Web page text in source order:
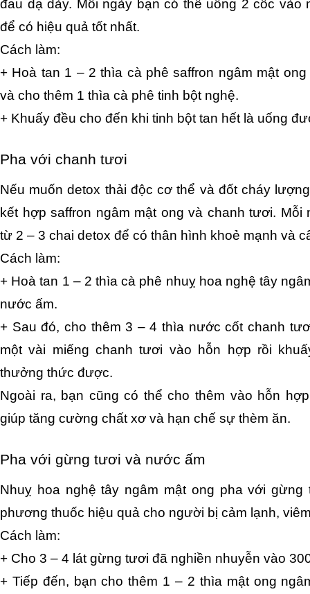
đau dạ dày. Mỗi ngày bạn có thể uống 2 cốc vào
để có hiệu quả tốt nhất.
Cách làm:
+ Hoà tan 1 – 2 thìa cà phê saffron ngâm mật
và cho thêm 1 thìa cà phê tinh bột nghệ.
+ Khuấy đều cho đến khi tinh bột tan hết là uống
Pha với chanh tươi
Nếu muốn detox thải độc cơ thể và đốt cháy
kết hợp saffron ngâm mật ong và chanh tươi. Mỗi
từ 2 – 3 chai detox để có thân hình khoẻ mạnh và
Cách làm:
+ Hoà tan 1 – 2 thìa cà phê nhuỵ hoa nghệ tây
nước ấm.
+ Sau đó, cho thêm 3 – 4 thìa nước cốt chanh
một vài miếng chanh tươi vào hỗn hợp rồi
thưởng thức được.
Ngoài ra, bạn cũng có thể cho thêm vào hỗn
giúp tăng cường chất xơ và hạn chế sự thèm ăn.
Pha với gừng tươi và nước ấm
Nhuỵ hoa nghệ tây ngâm mật ong pha với
phương thuốc hiệu quả cho người bị cảm lạnh,
Cách làm:
+ Cho 3 – 4 lát gừng tươi đã nghiền nhuyễn vào
+ Tiếp đến, bạn cho thêm 1 – 2 thìa mật ong